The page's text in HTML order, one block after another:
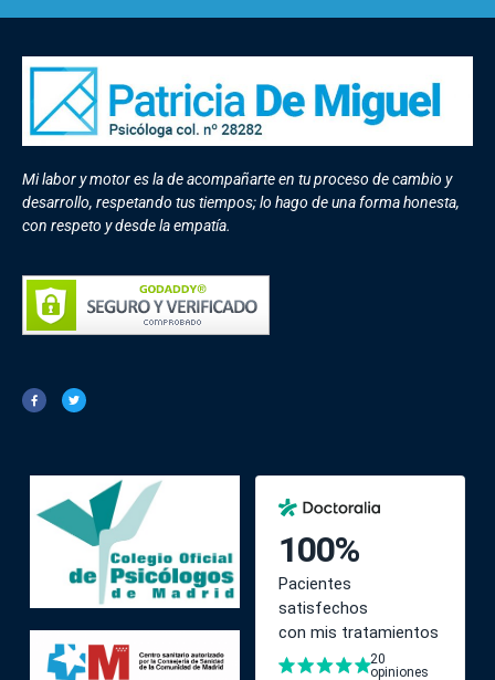
Mi labor y motor es la de acompañarte en tu proceso de cambio y
desarrollo, respetando tus tiempos; lo hago de una forma honesta,
con respeto y desde la empatía.